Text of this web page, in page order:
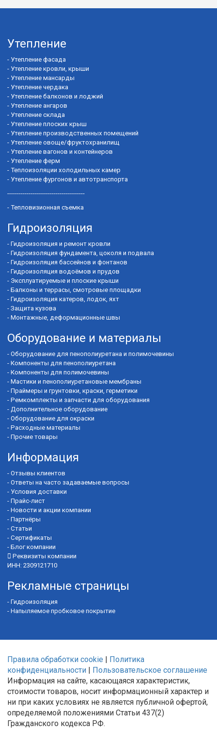
Утепление
- Утепление фасада
- Утепление кровли, крыши
- Утепление мансарды
- Утепление чердака
- Утепление балконов и лоджий
- Утепление ангаров
- Утепление склада
- Утепление плоских крыш
- Утепление производственных помещений
- Утепление овоще/фруктохранилищ
- Утепление вагонов и контейнеров
- Утепление ферм
- Теплоизоляции холодильных камер
- Утепление фургонов и автотранспорта
----------------------------------------
- Тепловизионная съемка
Гидроизоляция
- Гидроизоляция и ремонт кровли
- Гидроизоляция фундамента, цоколя и подвала
- Гидроизоляция бассейнов и фонтанов
- Гидроизоляция водоёмов и прудов
- Эксплуатируемые и плоские крыши
- Балконы и террасы, смотровые площадки
- Гидроизоляция катеров, лодок, яхт
- Защита кузова
- Монтажные, деформационные швы
Оборудование и материалы
- Оборудование для пенополиуретана и полимочевины
- Компоненты для пенополиуретана
- Компоненты для полимочевины
- Мастики и пенополиуретановые мембраны
- Праймеры и грунтовки, краски, герметики
- Ремкомплекты и запчасти для оборудования
- Дополнительное оборудование
- Оборудование для окраски
- Расходные материалы
- Прочие товары
Информация
- Отзывы клиентов
- Ответы на часто задаваемые вопросы
- Условия доставки
- Прайс-лист
- Новости и акции компании
- Партнёры
- Статьи
- Сертификаты
- Блог компании
Реквизиты компании
ИНН: 2309121710
Рекламные страницы
- Гидроизоляция
- Напыляемое пробковое покрытие
Правила обработки cookie
Политика
конфиденциальности
Пользовательское соглашение
Информация на сайте, касающаяся характеристик,
стоимости товаров, носит информационный характер и
ни при каких условиях не является публичной офертой,
определяемой положениями Статьи 437(2)
Гражданского кодекса РФ.